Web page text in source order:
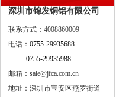
深圳市锦发铜铝有限公司
联系方式：4008860009
电话： 0755-29935688
0755-29935988
邮箱：sale@jfca.com.cn
地址：深圳市宝安区燕罗街道